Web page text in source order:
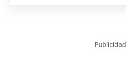
Publicidad